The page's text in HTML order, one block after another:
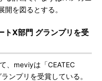
を図るとする。
トX部門 グランプリを受
、meviyは「CEATEC
ンプリを受賞している。